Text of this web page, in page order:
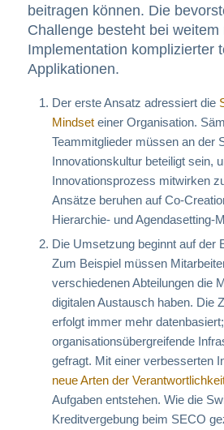
beitragen können. Die
Challenge besteht bei
Implementation komplizierter
Applikationen.
Der erste Ansatz adressiert die
Mindseteiner Organisation.
Teammitglieder müssen an der
Innovationskultur beteiligt sein,
Innovationsprozess mitwirken
Ansätze beruhen auf Co-
Hierarchie- und Agendasetting-
Die Umsetzung beginnt auf der
Zum Beispiel müssen
verschiedenen Abteilungen die
digitalen Austausch haben. Die
erfolgt immer mehr
organisationsübergreifende
gefragt. Mit einer verbesserten
neue Arten der
Aufgaben entstehen. Wie die
Kreditvergebung beim SECO